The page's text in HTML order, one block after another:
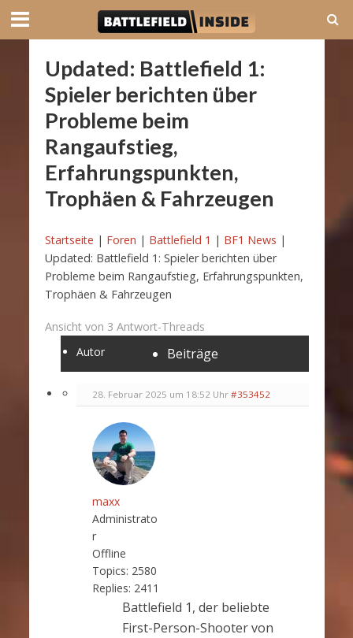
Updated: Battlefield 1:
Spieler berichten über
Probleme beim
Rangaufstieg,
Erfahrungspunkten,
Trophäen & Fahrzeugen
Startseite | Foren | Battlefield 1 | BF1 News |
Updated: Battlefield 1: Spieler berichten über
Probleme beim Rangaufstieg, Erfahrungspunkten,
Trophäen & Fahrzeugen
Ansicht von 3 Antwort-Threads
Autor
Beiträge
28. Februar 2025 um 18:52 Uhr #353452
maxx
Administrato
r
Offline
Topics: 2580
Replies: 2411
Battlefield 1, der beliebte
First-Person-Shooter von